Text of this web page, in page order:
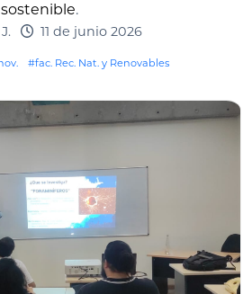
.
11 de junio 2026
#fac. Rec. Nat. y Renovables